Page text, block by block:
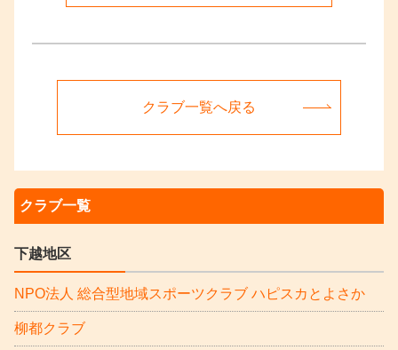
クラブ一覧へ戻る
クラブ一覧
下越地区
NPO法人 総合型地域スポーツクラブ ハピスカとよさか
柳都クラブ